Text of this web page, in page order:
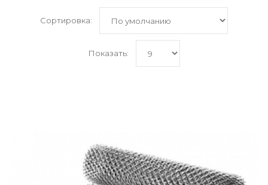
Сортировка:
Показать: